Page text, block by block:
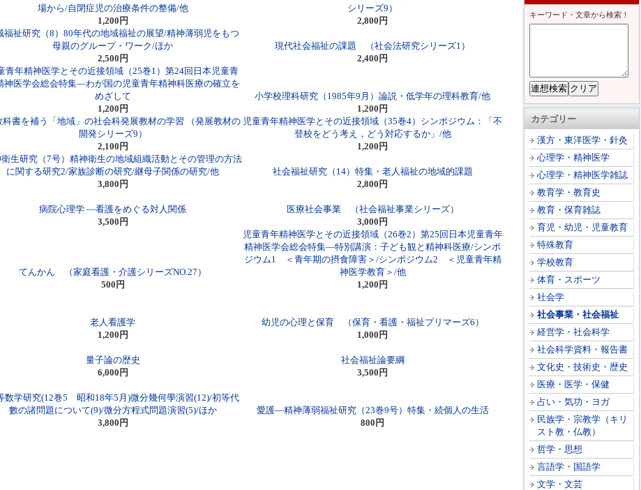
キーワード・文章から検索！
カテゴリー
漢方・東洋医学・針灸
心理学・精神医学
心理学・精神医学雑誌
教育学・教育史
教育・保育雑誌
育児・幼児・児童教育
特殊教育
学校教育
体育・スポーツ
社会学
社会事業・社会福祉
経営学・社会科学
社会科学資料・報告書
文化史・技術史・歴史
医療・医学・保健
占い・気功・ヨガ
民族学・宗教学（キリ
スト教・仏教）
哲学・思想
言語学・国語学
文学・文芸
場から/自閉症児の治療条件の整備/他
1,200円
シリーズ9）
2,800円
福祉研究（8）80年代の地域福祉の展望/精神薄弱児をもつ
母親のグループ・ワーク/ほか
2,500円
現代社会福祉の課題 （社会法研究シリーズ1）
2,400円
青年精神医学とその近接領域（25巻1）第24回日本児童青
神医学会総会特集―わが国の児童青年精神科医療の確立を
めざして
1,200円
小学校理科研究（1985年9月）論説・低学年の理科教育/他
1,200円
科書を補う「地域」の社会科発展教材の学習 （発展教材の
開発シリーズ9）
2,100円
児童青年精神医学とその近接領域（35巻4）シンポジウム：「不
登校をどう考え，どう対応するか」/他
1,200円
生研究（7号）精神衛生の地域組織活動とその管理の方法
に関する研究2/家族診断の研究/継母子関係の研究/他
3,800円
社会福祉研究（14）特集・老人福祉の地域的課題
2,800円
病院心理学 ―看護をめぐる対人関係
3,500円
医療社会事業 （社会福祉事業シリーズ）
3,000円
てんかん （家庭看護・介護シリーズNO.27）
500円
児童青年精神医学とその近接領域（26巻2）第25回日本児童青年
精神医学会総会特集―特別講演：子ども観と精神科医療/シンポ
ジウム1 ＜青年期の摂食障害＞/シンポジウム2 ＜児童青年精
神医学教育＞/他
1,200円
老人看護学
1,200円
幼児の心理と保育 （保育・看護・福祉プリマーズ6）
1,000円
量子論の歴史
6,000円
社会福祉論要綱
3,500円
数学研究(12巻5 昭和18年5月)微分幾何學演習(12)/初等代
數の諸問題について(9)/微分方程式問題演習(5)/ほか
3,800円
愛護―精神薄弱福祉研究（23巻9号）特集・続個人の生活
800円